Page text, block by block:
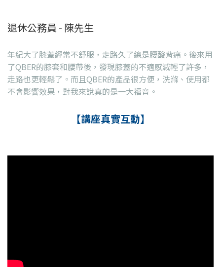
退休公務員 - 陳先生
年紀大了膝蓋經常不舒服，走路久了總是腰酸背痛。後來用
了QBER的膝套和腰帶後，發現膝蓋的不適感減輕了許多，
走路也更輕鬆了。而且QBER的產品很方便，洗滌、使用都
不會影響效果，對我來說真的是一大福音。
【講座真實互動】